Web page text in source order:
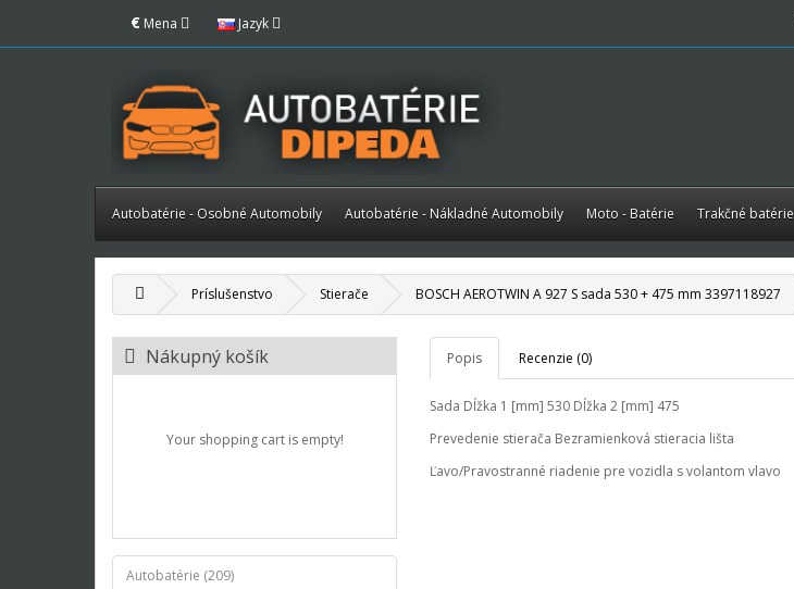
€ Mena Jazyk
Autobatérie - Osobné Automobily Autobatérie - Nákladné Automobily Moto - Batérie Trakčné batérie
Príslušenstvo Stierače BOSCH AEROTWIN A 927 S sada 530 + 475 mm 3397118927
Nákupný košík
Your shopping cart is empty!
Autobatérie (209)
Popis Recenzie (0)
Sada Dĺžka 1 [mm] 530 Dĺžka 2 [mm] 475
Prevedenie stierača Bezramienková stieracia lišta
Ľavo/Pravostranné riadenie pre vozidla s volantom vlavo